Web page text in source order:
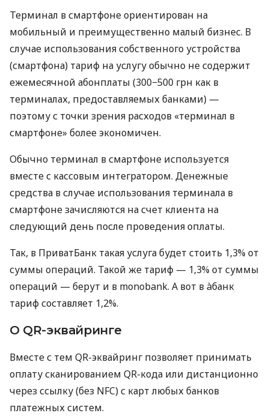
Терминал в смартфоне ориентирован на
мобильный и преимущественно малый бизнес. В
случае использования собственного устройства
(смартфона) тариф на услугу обычно не содержит
ежемесячной абонплаты (300−500 грн как в
терминалах, предоставляемых банками) —
поэтому с точки зрения расходов «терминал в
смартфоне» более экономичен.
Обычно терминал в смартфоне используется
вместе с кассовым интегратором. Денежные
средства в случае использования терминала в
смартфоне зачисляются на счет клиента на
следующий день после проведения оплаты.
Так, в ПриватБанк такая услуга будет стоить 1,3% от
суммы операций. Такой же тариф — 1,3% от суммы
операций — берут и в monobank. А вот в àбанк
тариф составляет 1,2%.
О QR-эквайринге
Вместе с тем QR-эквайринг позволяет принимать
оплату сканированием QR-кода или дистанционно
через ссылку (без NFC) с карт любых банков
платежных систем.